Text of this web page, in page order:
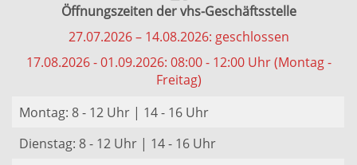
Öffnungszeiten der vhs-Geschäftsstelle
27.07.2026 – 14.08.2026: geschlossen
17.08.2026 - 01.09.2026: 08:00 - 12:00 Uhr (Montag -
Freitag)
Montag: 8 - 12 Uhr | 14 - 16 Uhr
Dienstag: 8 - 12 Uhr | 14 - 16 Uhr